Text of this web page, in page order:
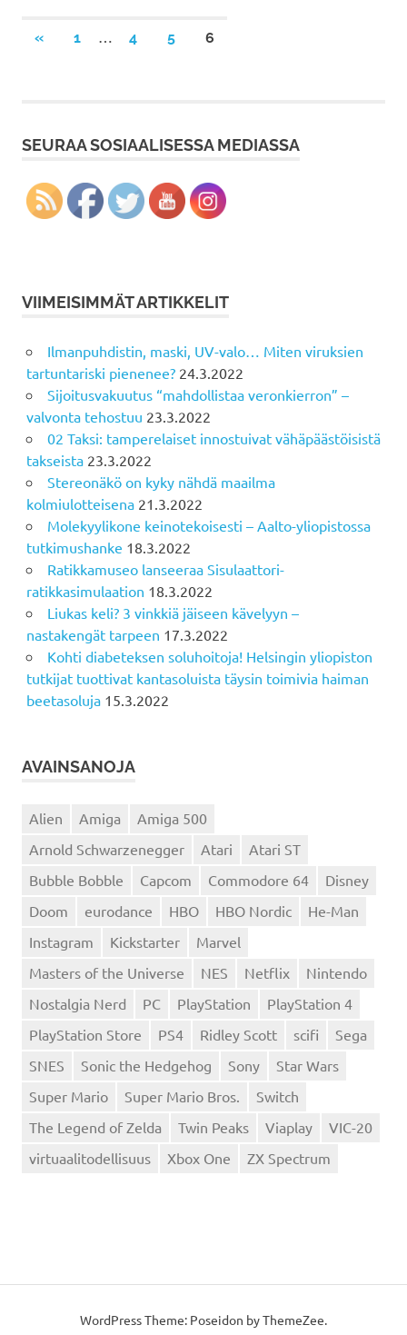
Artikkelien
«PREVIOUS
1 4 5 6
SEURAA SOSIAALISESSA MEDIASSA
VIIMEISIMMÄT ARTIKKELIT
Ilmanpuhdistin, maski, UV-valo… Miten viruksien
tartuntariski pienenee? 24.3.2022
Sijoitusvakuutus “mahdollistaa veronkierron” –
valvonta tehostuu 23.3.2022
02 Taksi: tamperelaiset innostuivat vähäpäästöisistä
takseista 23.3.2022
Stereonäkö on kyky nähdä maailma
kolmiulotteisena 21.3.2022
Molekyylikone keinotekoisesti – Aalto-yliopistossa
tutkimushanke 18.3.2022
Ratikkamuseo lanseeraa Sisulaattori-
ratikkasimulaation 18.3.2022
Liukas keli? 3 vinkkiä jäiseen kävelyyn –
nastakengät tarpeen 17.3.2022
Kohti diabeteksen soluhoitoja! Helsingin yliopiston
tutkijat tuottivat kantasoluista täysin toimivia haiman
beetasoluja 15.3.2022
AVAINSANOJA
Alien Amiga
Amiga 500
Arnold Schwarzenegger
Atari
Atari ST
Bubble Bobble
Capcom Commodore 64
Disney
Doom
eurodance HBO HBO Nordic
He-Man
Instagram
Kickstarter
Marvel
Masters of the Universe
NES Netflix
Nintendo
Nostalgia Nerd
PC PlayStation
PlayStation 4
PlayStation Store
PS4 Ridley Scott scifi
Sega
SNES
Sonic the Hedgehog Sony
Star Wars
Super Mario
Super Mario Bros.
Switch
The Legend of Zelda
Twin Peaks Viaplay
VIC-20
virtuaalitodellisuus
Xbox One ZX Spectrum
WordPress Theme: Poseidon byThemeZee